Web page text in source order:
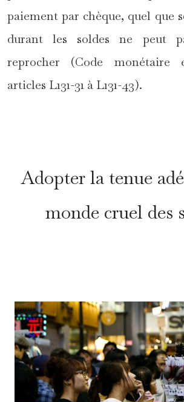
paiement par chèque, quel que
durant les soldes ne peut
reprocher (Code
articles L131-31 à L131-43).
Adopter la tenue
monde cruel des